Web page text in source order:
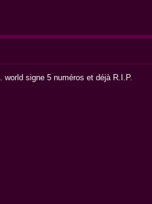
signe 5 numéros et déjà R.I.P.